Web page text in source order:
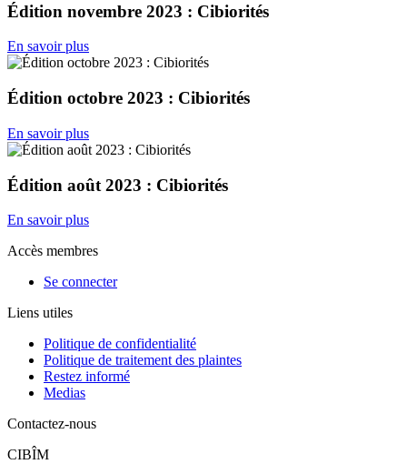
Édition novembre 2023 : Cibiorités
En savoir plus
Édition octobre 2023 : Cibiorités
En savoir plus
Édition août 2023 : Cibiorités
En savoir plus
Accès membres
Se connecter
Liens utiles
Politique de confidentialité
Politique de traitement des plaintes
Restez informé
Medias
Contactez-nous
CIBÎM